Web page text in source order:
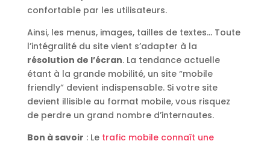
confortable par les utilisateurs.
Ainsi, les menus, images, tailles de textes… Toute
l’intégralité du site vient s’adapter à la
résolution de l’écran. La tendance actuelle
étant à la grande mobilité, un site “mobile
friendly” devient indispensable. Si votre site
devient illisible au format mobile, vous risquez
de perdre un grand nombre d’internautes.
Bon à savoir : Le trafic mobile connaît une